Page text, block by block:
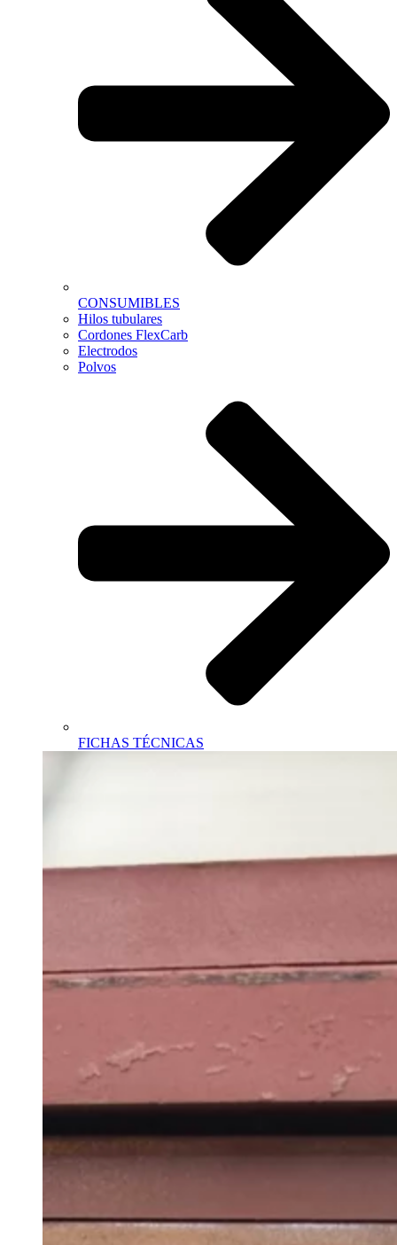
CONSUMIBLES
Hilos tubulares
Cordones FlexCarb
Electrodos
Polvos
FICHAS TÉCNICAS